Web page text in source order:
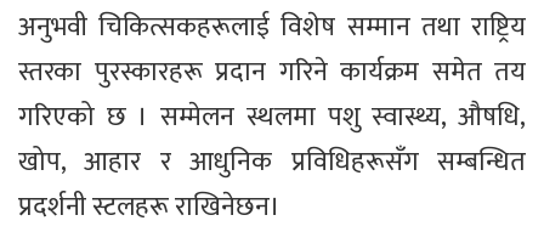
अनुभवी चिकित्सकहरूलाई विशेष सम्मान तथा राष्ट्रिय
स्तरका पुरस्कारहरू प्रदान गरिने कार्यक्रम समेत तय
गरिएको छ । सम्मेलन स्थलमा पशु स्वास्थ्य, औषधि,
खोप, आहार र आधुनिक प्रविधिहरूसँग सम्बन्धित
प्रदर्शनी स्टलहरू राखिनेछन।